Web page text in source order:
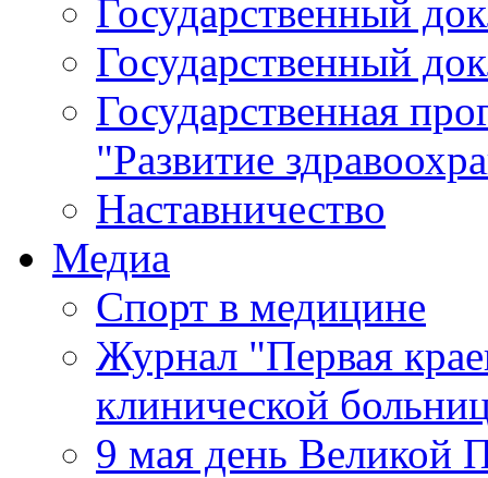
Государственный
Государственный
Государственная
"Развитие
Наставничество
Медиа
Спорт в медицине
Журнал "Первая
клинической
9 мая день Великой